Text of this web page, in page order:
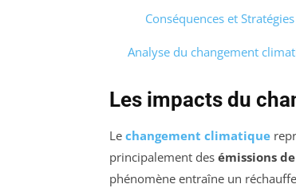
Conséquences et
Analyse du changement
Les impacts du
Le changement climatique
principalement des émissions
phénomène entraîne un